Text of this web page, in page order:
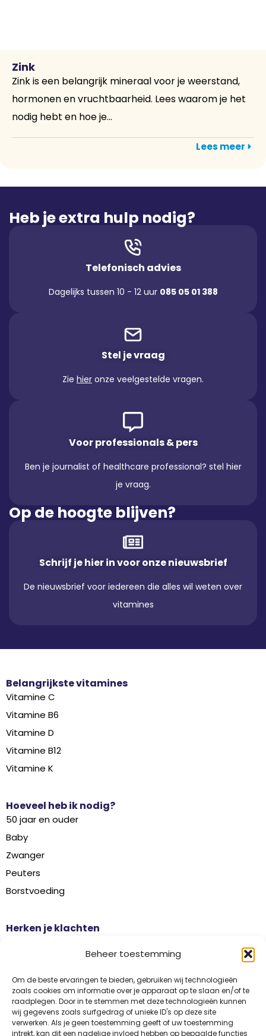
Beheer toestemming
Om de beste ervaringen te bieden, gebruiken wij technologieën
zoals cookies om informatie over je apparaat op te slaan en/of te
raadplegen. Door in te stemmen met deze technologieën kunnen
wij gegevens zoals surfgedrag of unieke ID's op deze site
verwerken. Als je geen toestemming geeft of uw toestemming
intrekt, kan dit een nadelige invloed hebben op bepaalde functies
Zink
Zink is een belangrijk mineraal voor je weerstand,
hormonen en vruchtbaarheid. Lees waarom je het
nodig hebt en hoe je...
Lees meer
Heb je extra hulp nodig?
Telefonisch advies
Dagelijks tussen 10 - 12 uur 085 05 01 388
Stel je vraag
Zie hier onze veelgestelde vragen.
Voor professionals & pers
Ben je journalist of healthcare professional? stel hier
je vraag.
Op de hoogte blijven?
Schrijf je hier in voor onze nieuwsbrief
De nieuwsbrief voor iedereen die alles wil weten over
vitamines
Belangrijkste vitamines
Vitamine C
Vitamine B6
Vitamine D
Vitamine B12
Vitamine K
Hoeveel heb ik nodig?
50 jaar en ouder
Baby
Zwanger
Peuters
Borstvoeding
Herken je klachten
Griep
Haaruitval
Overgangsklachten